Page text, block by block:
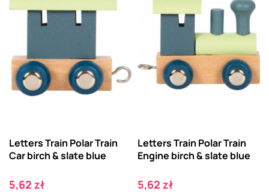
Letters Train Polar Train
Car birch & slate blue
Cena
5,62 zł
Letters Train Polar Train
Engine birch & slate blue
Cena
5,62 zł